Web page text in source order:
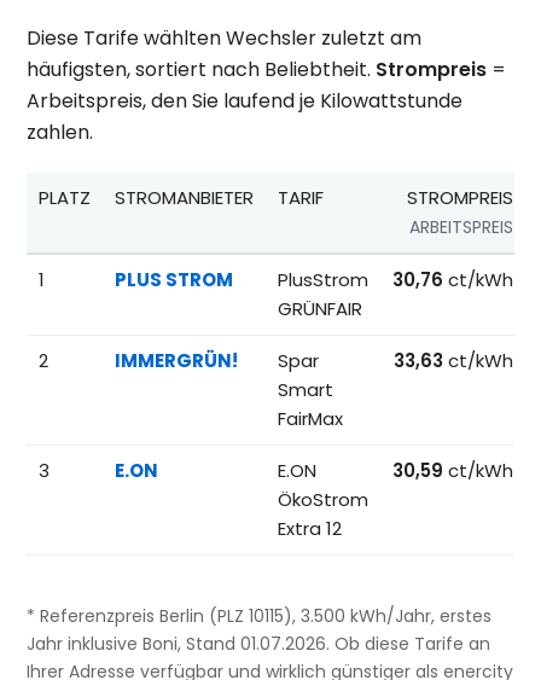
Diese Tarife wählten Wechsler zuletzt am
häufigsten, sortiert nach Beliebtheit. Strompreis =
Arbeitspreis, den Sie laufend je Kilowattstunde
zahlen.
Beliebteste Tarife beim Anbieterwechsel;
PLATZ STROMANBIETER TARIF STROMPREIS
ARBEITSPREIS
1 PLUS STROM
PlusStrom
GRÜNFAIR
30,76 ct/kWh
2 IMMERGRÜN!
Spar
Smart
FairMax
33,63 ct/kWh
3 E.ON
E.ON
ÖkoStrom
Extra 12
30,59 ct/kWh
* Referenzpreis Berlin (PLZ 10115), 3.500 kWh/Jahr, erstes
Jahr inklusive Boni, Stand 01.07.2026. Ob diese Tarife an
Ihrer Adresse verfügbar und wirklich günstiger als enercity